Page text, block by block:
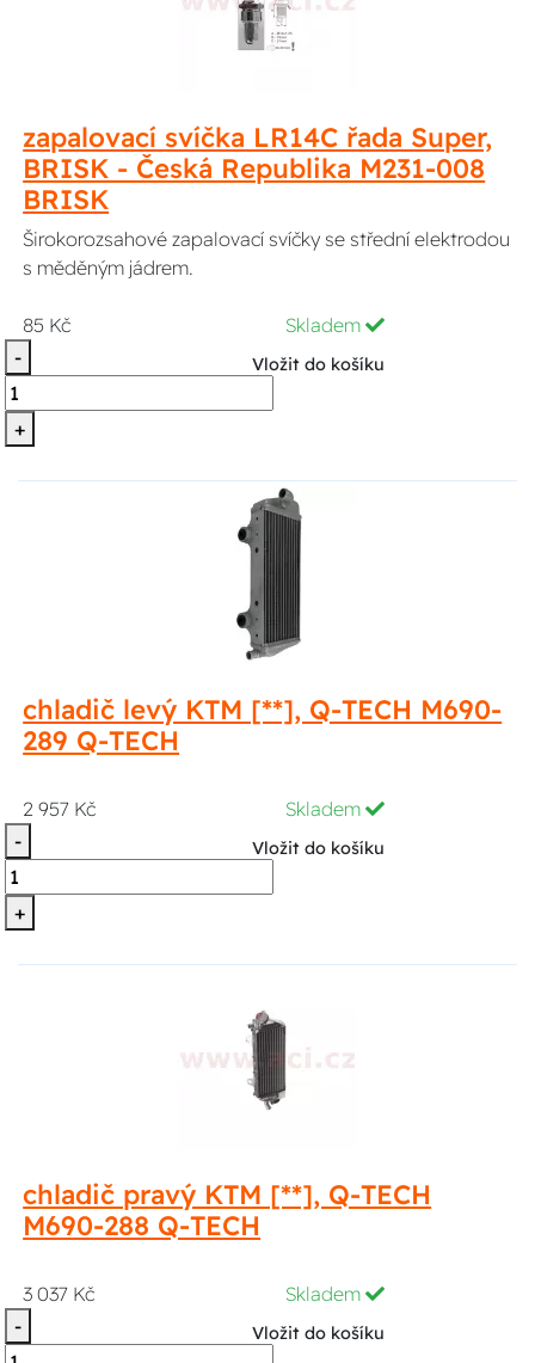
zapalovací svíčka LR14C řada Super,
BRISK - Česká Republika M231-008
BRISK
Širokorozsahové zapalovací svíčky se střední elektrodou
s měděným jádrem.
85 Kč
Skladem
-
+
Vložit do košíku
chladič levý KTM [**], Q-TECH M690-
289 Q-TECH
2 957 Kč
Skladem
-
+
Vložit do košíku
chladič pravý KTM [**], Q-TECH
M690-288 Q-TECH
3 037 Kč
Skladem
-
Vložit do košíku